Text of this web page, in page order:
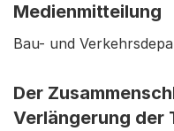
Medienmitteilung
Bau- und
Der
Verlängerung der